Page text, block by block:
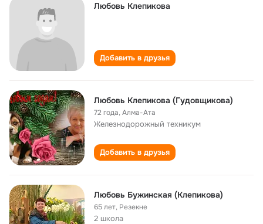
Любовь Клепикова
Добавить в друзья
Любовь Клепикова (Гудовщикова)
72 года,Алма-Ата
Железнодорожный техникум
Добавить в друзья
Любовь Бужинская (Клепикова)
65 лет, Резекне
2 школа